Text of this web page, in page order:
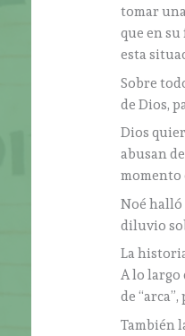
tomar
que en
esta
Sobre
de Dios,
Dios
abusan
momento
Noé halló
diluvio
La
A lo largo
de
También